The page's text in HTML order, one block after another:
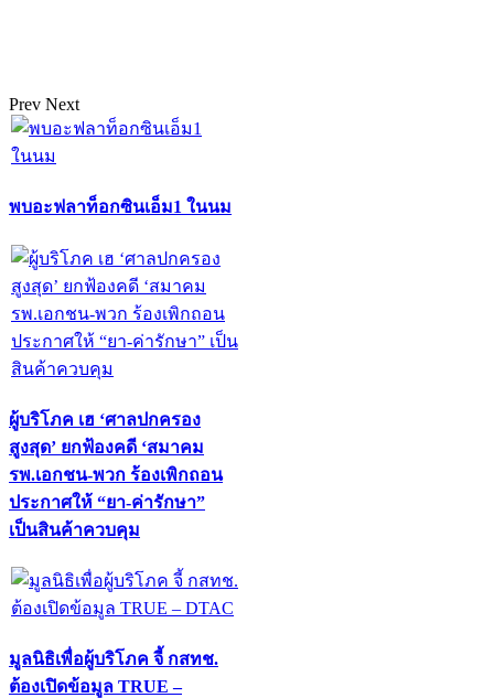
Prev Next
พบอะฟลาท็อกซินเอ็ม1 ในนม
ผู้บริโภค เฮ ‘ศาลปกครอง
สูงสุด’ ยกฟ้องคดี ‘สมาคม
รพ.เอกชน-พวก ร้องเพิกถอน
ประกาศให้ “ยา-ค่ารักษา”
เป็นสินค้าควบคุม
มูลนิธิเพื่อผู้บริโภค จี้ กสทช.
ต้องเปิดข้อมูล TRUE –